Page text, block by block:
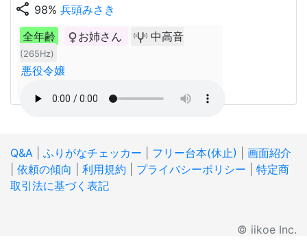
share 98% 兵頭みさき
全年齢
お姉さん 中高音
(265Hz)
悪役令嬢
Q&A ふりがなチェッカー フリー台本(休止)
画面紹介
依頼の傾向 利用規約 プライバシーポリシー
特定商
取引法に基づく表記
© iikoe Inc.